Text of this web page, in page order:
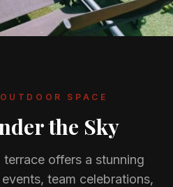
SPACE
the Sky
offers a stunning
team celebrations,